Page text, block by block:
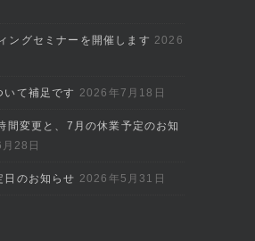
ングセミナーを開催します 2026
て補足です 2026年7月18日
間変更と、7月の休業予定のお知
28日
日のお知らせ 2026年5月31日